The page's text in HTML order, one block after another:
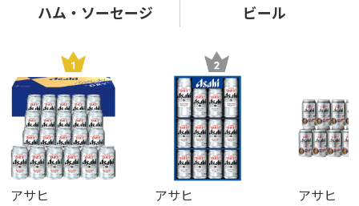
ハム・ソーセージ ビール
アサヒ
アサヒ
アサヒ